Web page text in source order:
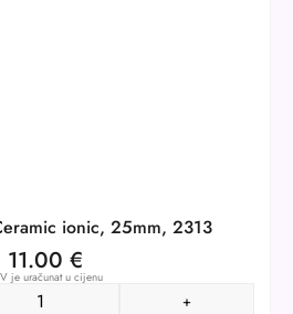
ionic, 25mm, 2313
11.00 €
je uračunat u cijenu
+